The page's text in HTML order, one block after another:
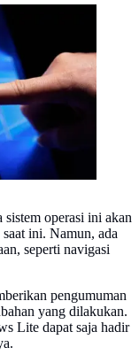
operasi ini akan
ini. Namun, ada
seperti navigasi
pengumuman
yang dilakukan.
Lite dapat saja hadir